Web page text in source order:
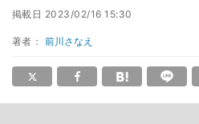
掲載日 2023/02/16 15:30
著者： 前川さなえ